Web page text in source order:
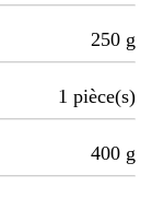
250 g
1 pièce(s)
400 g